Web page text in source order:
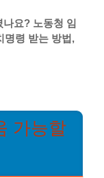
요? 노동청 임
명령 받는 방법,
가능할